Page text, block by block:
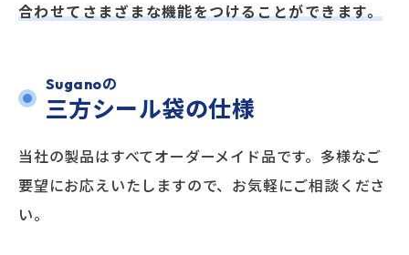
合わせてさまざまな機能をつけることができます。
Suganoの
三方シール袋の仕様
当社の製品はすべてオーダーメイド品です。多様なご
要望にお応えいたしますので、お気軽にご相談くださ
い。